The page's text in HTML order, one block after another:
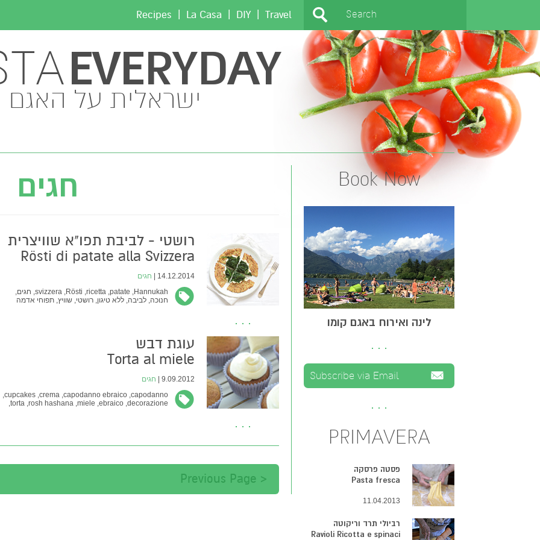
Travel
|
DIY
|
La Casa
|
Recipes
EVERYDAY
ישראלית על האגם
Book Now
לינה ואירוח באגם קומו
PRIMAVERA
פסטה פרסקה
Pasta fresca
11.04.2013
רביולי תרד וריקוטה
Ravioli Ricotta e spinaci
חגים
רושטי - לביבת תפו"א שוויצרית
Rösti di patate alla Svizzera
14.12.2014 |
חגים
Hannukah,
patate,
ricetta,
Rösti,
svizzera, חגים,
חנוכה, לביבה, ללא טיגון, רושטי, שוויץ, תפוחי אדמה
עוגת דבש
Torta al miele
9.09.2012 |
חגים
capodanno,
capodanno ebraico,
crema,
cupcakes,
decorazione,
ebraico,
miele,
rosh hashana,
torta,
< Previous Page